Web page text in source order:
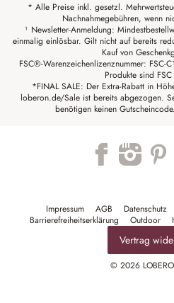
* Alle Preise inkl. gesetzl.
Nachnahmegebühren, wenn
¹ Newsletter-Anmeldung:
einmalig einlösbar. Gilt nicht auf bereits
Kauf von
FSC®-Warenzeichenlizenznummer: FSC-
Produkte sind
*FINAL SALE: Der Extra-Rabatt in
loberon.de/Sale ist bereits abgezogen.
benötigen keinen
Impressum AGB Datenschutz
Barrierefreiheitserklärung
Outdoor
Vertrag
© 2026